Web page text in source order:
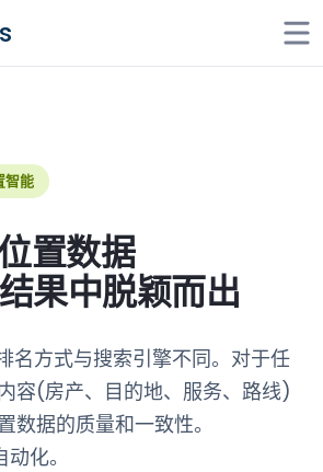
智能
置数据
果中脱颖而出
名方式与搜索引擎不同。对于任
容(房产、目的地、服务、路线)
数据的质量和一致性。
化。